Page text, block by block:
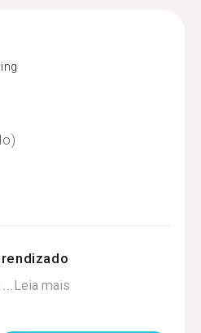
Leia mais